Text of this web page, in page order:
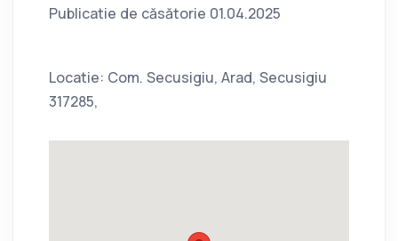
Publicatie de căsătorie 01.04.2025
Locatie: Com. Secusigiu, Arad, Secusigiu
317285,